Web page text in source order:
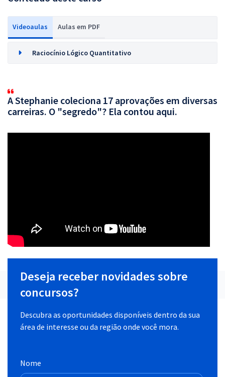
Videoaulas Aulas em PDF
Raciocínio Lógico Quantitativo
A Stephanie coleciona 17 aprovações em diversas
carreiras. O "segredo"? Ela contou aqui.
Deseja receber novidades sobre
concursos?
Descubra as oportunidades disponíveis dentro da sua
área de interesse ou da região onde você mora.
Nome